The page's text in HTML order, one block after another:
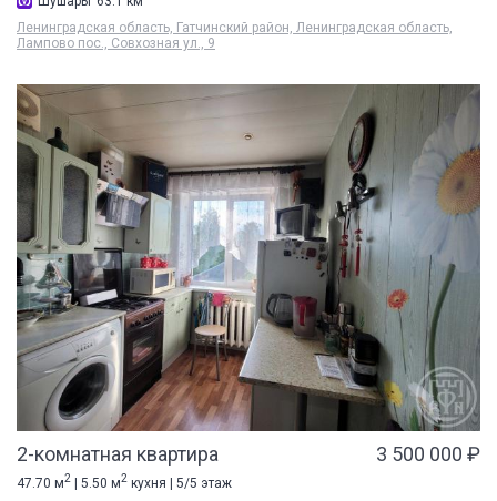
Ленинградская область, Гатчинский район, Ленинградская область,
Лампово пос., Совхозная ул., 9
2-комнатная квартира 3 500 000 ₽
47.70 м2 | 5.50 м2 кухня | 5/5 этаж